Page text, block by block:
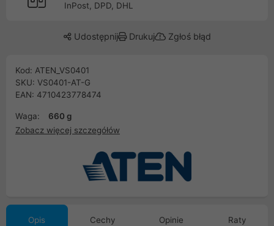
InPost, DPD, DHL
Udostępnij Drukuj Zgłoś błąd
Kod: ATEN_VS0401
SKU: VS0401-AT-G
EAN: 4710423778474
Waga:
660 g
Zobacz więcej szczegółów
Opis Cechy Opinie Raty